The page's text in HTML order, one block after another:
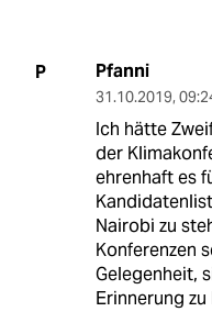
P Pfanni
31.10.2019,
Ich hätte
der
ehrenhaft es
Nairobi zu
Konferenzen
Gelegenheit,
Erinnerung